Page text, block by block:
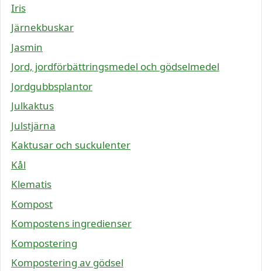
Iris
Järnekbuskar
Jasmin
Jord, jordförbättringsmedel och gödselmedel
Jordgubbsplantor
Julkaktus
Julstjärna
Kaktusar och suckulenter
Kål
Klematis
Kompost
Kompostens ingredienser
Kompostering
Kompostering av gödsel